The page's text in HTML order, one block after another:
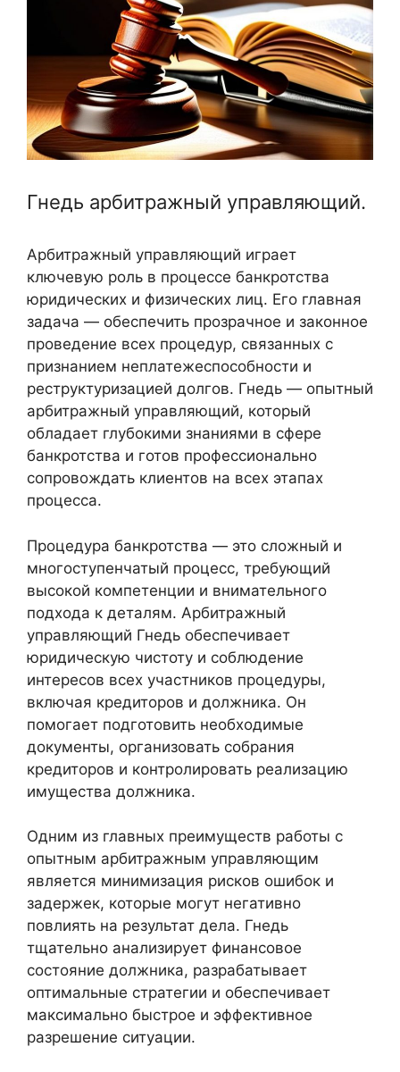
Гнедь арбитражный управляющий.
Арбитражный управляющий играет
ключевую роль в процессе банкротства
юридических и физических лиц. Его главная
задача — обеспечить прозрачное и законное
проведение всех процедур, связанных с
признанием неплатежеспособности и
реструктуризацией долгов. Гнедь — опытный
арбитражный управляющий, который
обладает глубокими знаниями в сфере
банкротства и готов профессионально
сопровождать клиентов на всех этапах
процесса.
Процедура банкротства — это сложный и
многоступенчатый процесс, требующий
высокой компетенции и внимательного
подхода к деталям. Арбитражный
управляющий Гнедь обеспечивает
юридическую чистоту и соблюдение
интересов всех участников процедуры,
включая кредиторов и должника. Он
помогает подготовить необходимые
документы, организовать собрания
кредиторов и контролировать реализацию
имущества должника.
Одним из главных преимуществ работы с
опытным арбитражным управляющим
является минимизация рисков ошибок и
задержек, которые могут негативно
повлиять на результат дела. Гнедь
тщательно анализирует финансовое
состояние должника, разрабатывает
оптимальные стратегии и обеспечивает
максимально быстрое и эффективное
разрешение ситуации.